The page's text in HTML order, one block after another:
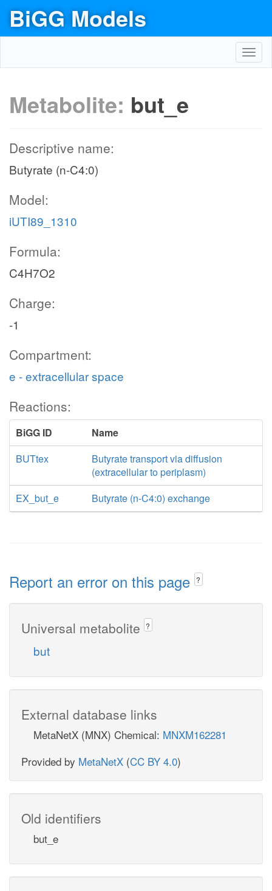
BiGG Models
Metabolite: but_e
Descriptive name:
Butyrate (n-C4:0)
Model:
iUTI89_1310
Formula:
C4H7O2
Charge:
-1
Compartment:
e - extracellular space
Reactions:
BiGG ID
Name
BUTtex
Butyrate transport via diffusion
(extracellular to periplasm)
EX_but_e
Butyrate (n-C4:0) exchange
Report an error on this page ?
Universal metabolite ?
but
External database links
MetaNetX (MNX) Chemical: MNXM162281
Provided by MetaNetX (CC BY 4.0)
Old identifiers
but_e